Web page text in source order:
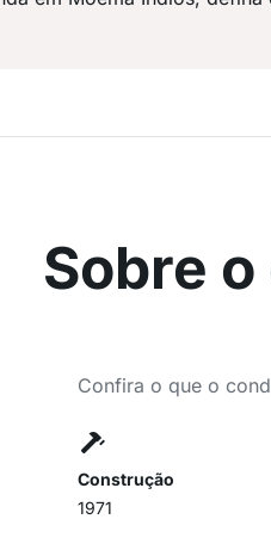
Sobre
Confira o que o
Construção
1971